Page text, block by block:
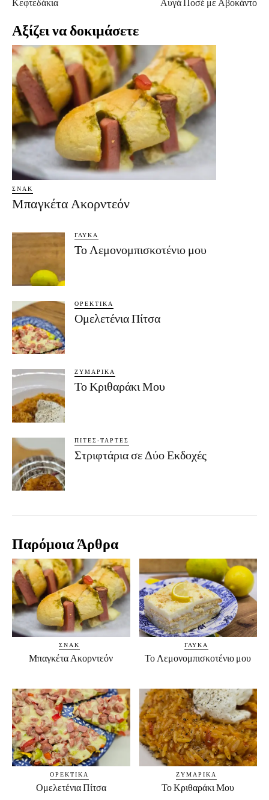
Κεφτεδάκια Αυγά Ποσέ με Αβοκάντο
Αξίζει να δοκιμάσετε
ΣΝΑΚ
Μπαγκέτα Ακορντεόν
ΓΛΥΚΆ
Το Λεμονομπισκοτένιο μου
ΟΡΕΚΤΙΚΆ
Ομελετένια Πίτσα
ΖΥΜΑΡΙΚΆ
Το Κριθαράκι Μου
ΠΊΤΕΣ-ΤΆΡΤΕΣ
Στριφτάρια σε Δύο Εκδοχές
Παρόμοια Άρθρα
ΣΝΑΚ
Μπαγκέτα Ακορντεόν
ΓΛΥΚΆ
Το Λεμονομπισκοτένιο μου
ΟΡΕΚΤΙΚΆ
Ομελετένια Πίτσα
ΖΥΜΑΡΙΚΆ
Το Κριθαράκι Μου